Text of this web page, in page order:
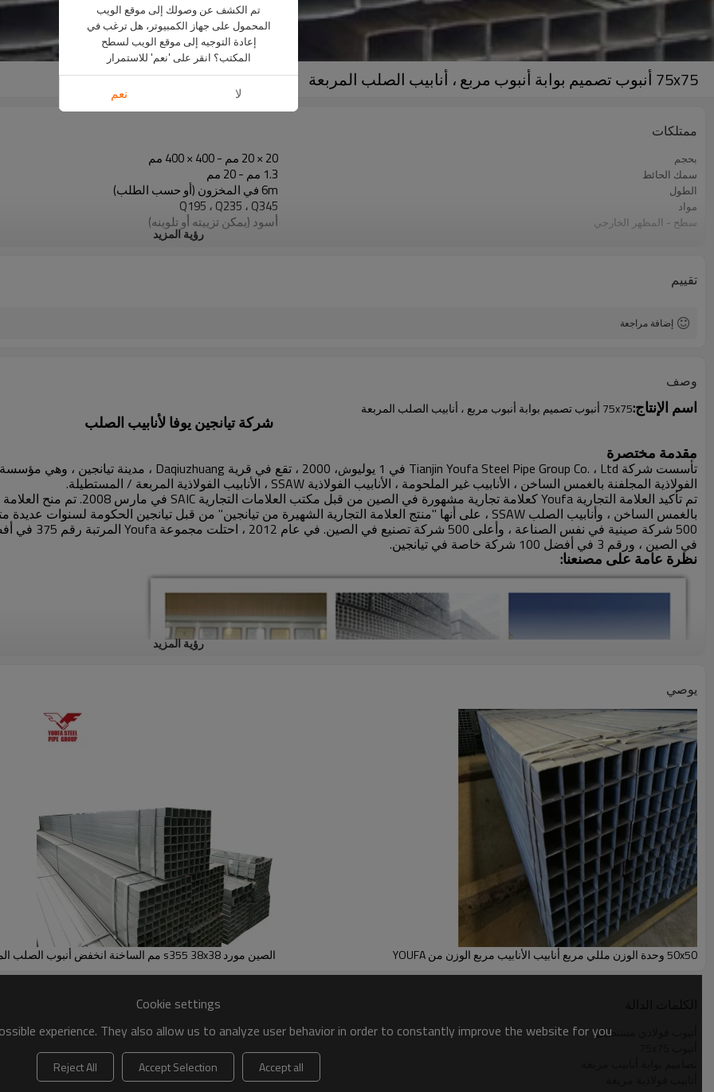
75x75 أنبوب تصميم بوابة أنبوب مربع ، أنابيب الصلب المربعة
ممتلكات
بحجم 20 × 20 مم - 400 × 400 مم
سمك الحائط 1.3 مم - 20 مم
الطول 6m في المخزون (أو حسب الطلب)
مواد Q195 ، Q235 ، Q345
سطح - المظهر الخارجي أسود (يمكن تزييته أو تلوينه)
في حزم مع حزمة التصدير البلاستيكية
رؤية المزيد
تقييم
إضافة مراجعة
وصف
اسم الإنتاج:75x75 أنبوب تصميم بوابة أنبوب مربع ، أنابيب الصلب المربعة
شركة تيانجين يوفا لأنابيب الصلب
مقدمة مختصرة
تأسست شركة Tianjin Youfa Steel Pipe Group Co. ، Ltd في 1 يوليو ش
الفولاذية المجلفنة بالغمس الساخن ، الأنابيب غير الملحومة ، الأنابيب الفولاذية SSAW ، الأنابيب الفولاذية المربعة / المستطيلة.
في الصين ، ورقم 3 في أفضل 100 شركة خاصة في تيانجين.
نظرة عامة على مصنعنا:
رؤية المزيد
يوصي
50x50 وحدة الوزن مللي مربع أنابيب الأنابيب مربع الوزن من YOUFA الصين مورد s355 38x38 مم الساخنة انخفض أنبوب الصلب المجلفن مربع
أنبوب فولاذي مستطيل
Cookie settings
experience. They also allow us to analyze user behavior in order to constantly improve the website for you.
Accept all
Accept Selection
Reject All
تم الكشف عن وصولك إلى موقع الويب
المحمول على جهاز الكمبيوتر، هل ترغب في
إعادة التوجيه إلى موقع الويب لسطح
المكتب؟ انقر على 'نعم' للاستمرار
لا نعم